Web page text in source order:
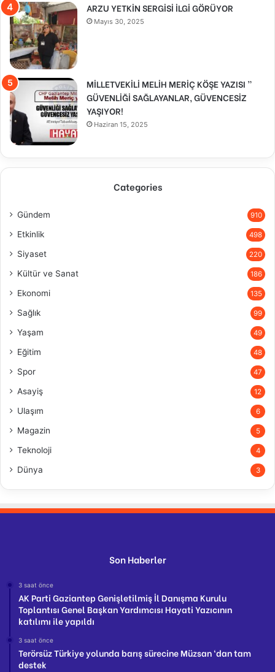
ARZU YETKİN SERGİSİ İLGİ GÖRÜYOR
Mayıs 30, 2025
MİLLETVEKİLİ MELİH MERİÇ KÖŞE YAZISI ”
GÜVENLİĞİ SAĞLAYANLAR, GÜVENCESİZ
YAŞIYOR!
Haziran 15, 2025
Categories
Gündem 910
Etkinlik 498
Siyaset 220
Kültür ve Sanat 186
Ekonomi 135
Sağlık 99
Yaşam 49
Eğitim 48
Spor 47
Asayiş 12
Ulaşım 6
Magazin 5
Teknoloji 4
Dünya 3
Son Haberler
3 saat önce
AK Parti Gaziantep Genişletilmiş İl Danışma Kurulu
Toplantısı Genel Başkan Yardımcısı Hayati Yazıcının
katılımı ile yapıldı
3 saat önce
Terörsüz Türkiye yolunda barış sürecine Müzsan ‘dan tam
destek